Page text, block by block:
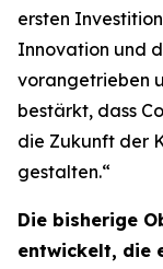
ersten
Innovation und
vorangetrieben
bestärkt, dass
die Zukunft der
gestalten.“
Die bisherige
entwickelt, die